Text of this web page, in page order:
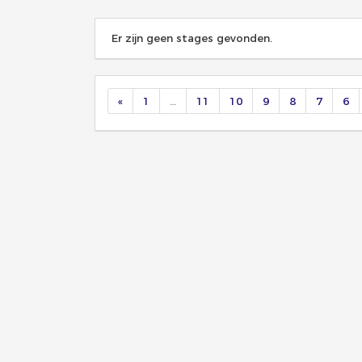
Er zijn geen stages gevonden.
« 1 11 10 9 8 7 6